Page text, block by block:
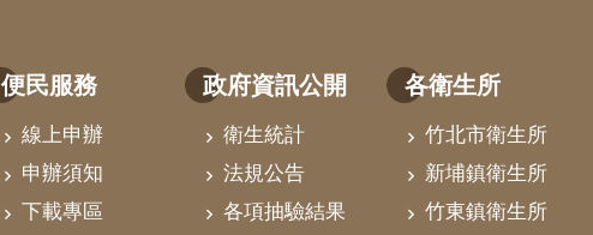
便民服務
線上申辦
申辦須知
下載專區
政府資訊公開
衛生統計
法規公告
各項抽驗結果
各衛生所
竹北市衛生所
新埔鎮衛生所
竹東鎮衛生所